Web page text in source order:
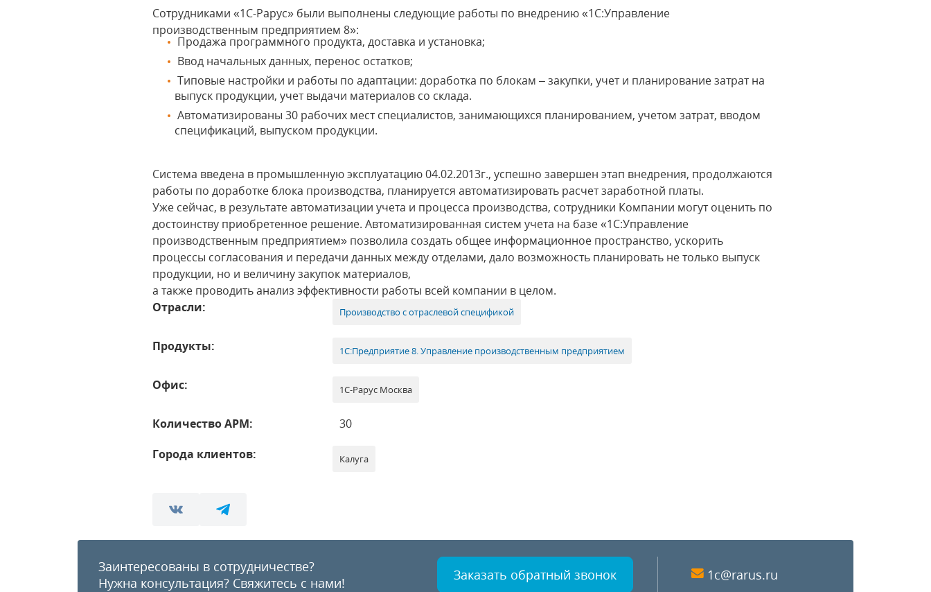
Сотрудниками «1С-Рарус» были выполнены следующие работы по внедрению «1С:Управление
производственным предприятием 8»:
Продажа программного продукта, доставка и установка;
Ввод начальных данных, перенос остатков;
Типовые настройки и работы по адаптации: доработка по блокам – закупки, учет и планирование затрат на
выпуск продукции, учет выдачи материалов со склада.
Автоматизированы 30 рабочих мест специалистов, занимающихся планированием, учетом затрат, вводом
спецификаций, выпуском продукции.
Система введена в промышленную эксплуатацию 04.02.2013г., успешно завершен этап внедрения, продолжаются
работы по доработке блока производства, планируется автоматизировать расчет заработной платы.
Уже сейчас, в результате автоматизации учета и процесса производства, сотрудники Компании могут оценить по
достоинству приобретенное решение. Автоматизированная систем учета на базе «1С:Управление
производственным предприятием» позволила создать общее информационное пространство, ускорить
процессы согласования и передачи данных между отделами, дало возможность планировать не только выпуск
продукции, но и величину закупок материалов,
а также проводить анализ эффективности работы всей компании в целом.
Отрасли:
Производство с отраслевой спецификой
Продукты: 1С:Предприятие 8. Управление производственным предприятием
Офис: 1С-Рарус Москва
Количество АРМ:
30
Города клиентов:
Калуга
Заинтересованы в сотрудничестве?
Нужна консультация? Свяжитесь с нами! Заказать обратный звонок 1c@rarus.ru